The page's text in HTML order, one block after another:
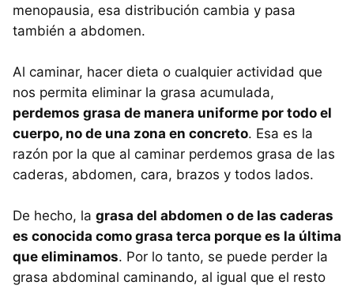
menopausia, esa distribución cambia y pasa
también a abdomen.
Al caminar, hacer dieta o cualquier actividad que
nos permita eliminar la grasa acumulada,
perdemos grasa de manera uniforme por todo el
cuerpo, no de una zona en concreto. Esa es la
razón por la que al caminar perdemos grasa de las
caderas, abdomen, cara, brazos y todos lados.
De hecho, la grasa del abdomen o de las caderas
es conocida como grasa terca porque es la última
que eliminamos. Por lo tanto, se puede perder la
grasa abdominal caminando, al igual que el resto